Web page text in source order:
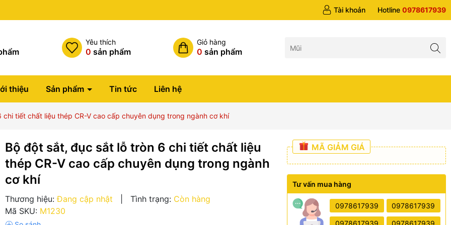
Tài khoản Hotline 0978617939
Yêu thích
0 sản phẩm
Giỏ hàng
0 sản phẩm
thiệu Sản phẩm Tin tức Liên hệ
chi tiết chất liệu thép CR-V cao cấp chuyên dụng trong ngành cơ khí
Bộ đột sắt, đục sắt lỗ tròn 6 chi tiết chất liệu
thép CR-V cao cấp chuyên dụng trong ngành
cơ khí
Thương hiệu: Đang cập nhật Tình trạng: Còn hàng
Mã SKU: M1230
MÃ GIẢM GIÁ
Tư vấn mua hàng
0978617939 0978617939
0978617939 0978617939